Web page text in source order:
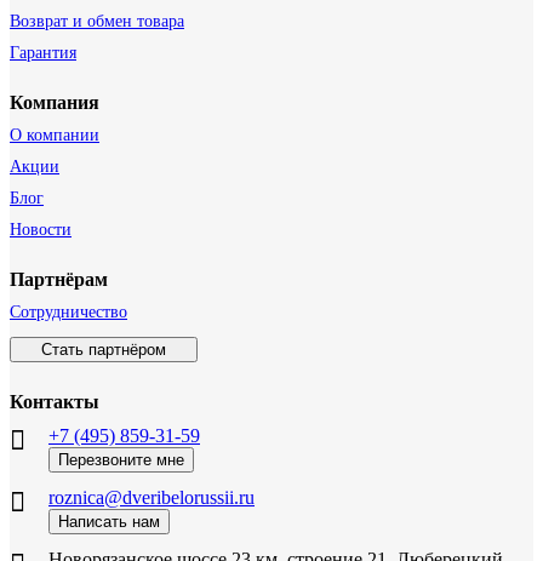
Возврат и обмен товара
Гарантия
Компания
О компании
Акции
Блог
Новости
Партнёрам
Сотрудничество
Стать партнёром
Контакты
+7 (495) 859-31-59
Перезвоните мне
roznica@dveribelorussii.ru
Написать нам